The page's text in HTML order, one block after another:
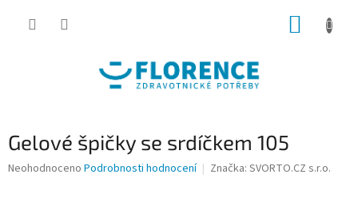
Gelové špičky se srdíčkem 105
Průměrné
Neohodnoceno Podrobnosti hodnocení Značka: SVORTO.CZ s.r.o.